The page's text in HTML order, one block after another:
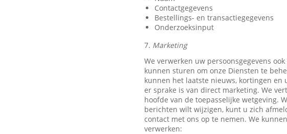
Contactgegevens
Bestellings- en transactiegegevens
Onderzoeksinput
7. Marketing
We verwerken uw persoonsgegevens
kunnen sturen om onze Diensten te
kunnen het laatste nieuws, kortingen
er sprake is van direct marketing. We
hoofde van de toepasselijke wetgeving.
berichten wilt wijzigen, kunt u zich
contact met ons op te nemen. We
verwerken: